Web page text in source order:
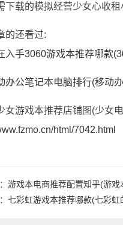
下载的模拟经营少女心收租
的还看过:
入手3060游戏本推荐哪款
办公笔记本电脑排行(移动
女游戏本推荐店铺图(少女
html/7042.html
游戏本电商推荐配置知乎(游戏
七彩虹游戏本推荐哪款(七彩